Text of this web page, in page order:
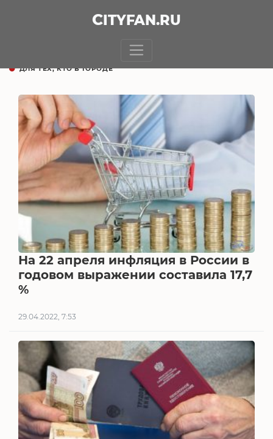
CITYFAN.RU
ДЛЯ ТЕХ, КТО В ГОРОДЕ
На 22 апреля инфляция в России в
годовом выражении составила 17,7
%
29.04.2022, 7:53